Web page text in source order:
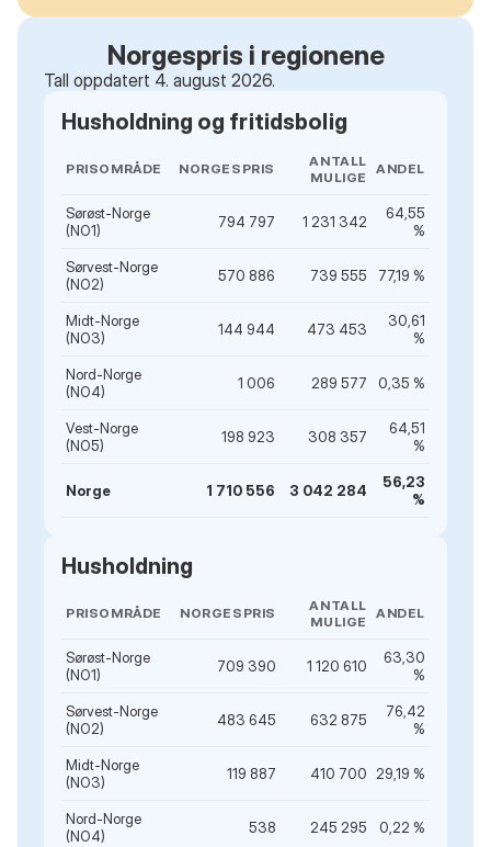
Norgespris i regionene
Tall oppdatert 4. august 2026.
Husholdning og fritidsbolig
PRISOMRÅDE NORGESPRIS
ANTALL
MULIGE
ANDEL
Sørøst-Norge
(NO1)
794 797 1 231 342
64,55
%
Sørvest-Norge
(NO2)
570 886 739 555 77,19 %
Midt-Norge
(NO3)
144 944 473 453
30,61
%
Nord-Norge
(NO4)
1 006 289 577 0,35 %
Vest-Norge
(NO5)
198 923 308 357
64,51
%
Norge 1 710 556 3 042 284
56,23
%
Husholdning
PRISOMRÅDE NORGESPRIS
ANTALL
MULIGE
ANDEL
Sørøst-Norge
(NO1)
709 390 1 120 610
63,30
%
Sørvest-Norge
(NO2)
483 645 632 875
76,42
%
Midt-Norge
(NO3)
119 887 410 700 29,19 %
Nord-Norge
(NO4)
538 245 295 0,22 %